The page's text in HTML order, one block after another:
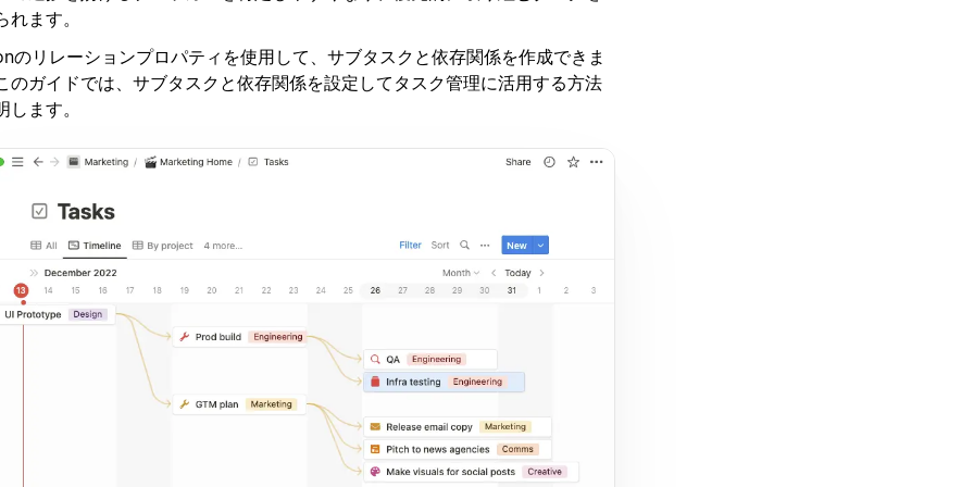
れます。
のリレーションプロパティを使用して、サブタスクと依存関係を作成できま
のガイドでは、サブタスクと依存関係を設定してタスク管理に活用する方法
します。